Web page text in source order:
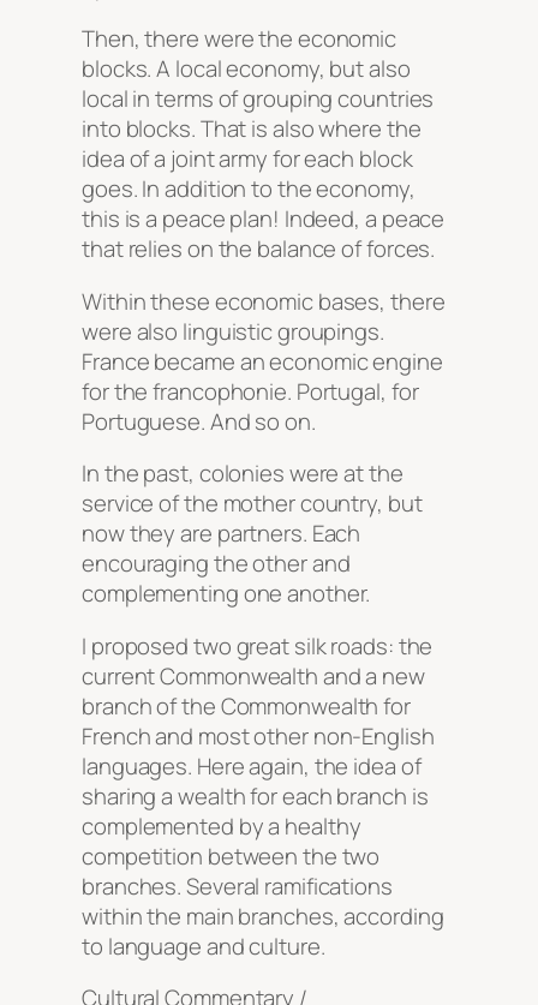
Then, there were the economic
blocks. A local economy, but also
local in terms of grouping countries
into blocks. That is also where the
idea of a joint army for each block
goes. In addition to the economy,
this is a peace plan! Indeed, a peace
that relies on the balance of forces.
Within these economic bases, there
were also linguistic groupings.
France became an economic engine
for the francophonie. Portugal, for
Portuguese. And so on.
In the past, colonies were at the
service of the mother country, but
now they are partners. Each
encouraging the other and
complementing one another.
I proposed two great silk roads: the
current Commonwealth and a new
branch of the Commonwealth for
French and most other non-English
languages. Here again, the idea of
sharing a wealth for each branch is
complemented by a healthy
competition between the two
branches. Several ramifications
within the main branches, according
to language and culture.
Cultural Commentary /